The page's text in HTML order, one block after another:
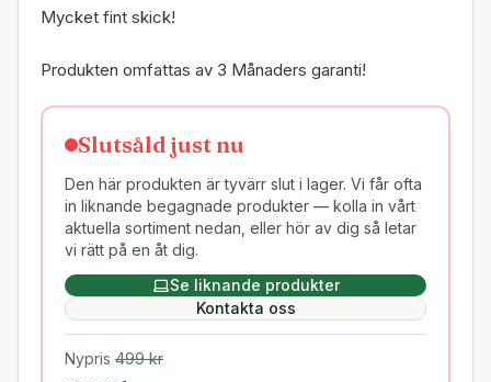
Mycket fint skick!
Produkten omfattas av 3 Månaders garanti!
Slutsåld just nu
Den här produkten är tyvärr slut i lager. Vi får ofta
in liknande begagnade produkter — kolla in vårt
aktuella sortiment nedan, eller hör av dig så letar
vi rätt på en åt dig.
Se liknande produkter
Kontakta oss
Nypris 499kr